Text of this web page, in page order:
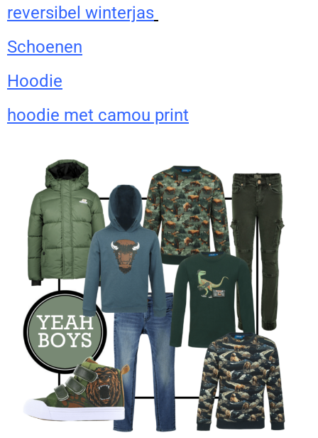
reversibel winterjas
Schoenen
Hoodie
hoodie met camou print